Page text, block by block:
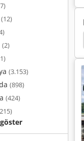
(12)
(2)
(3.153)
(898)
(424)